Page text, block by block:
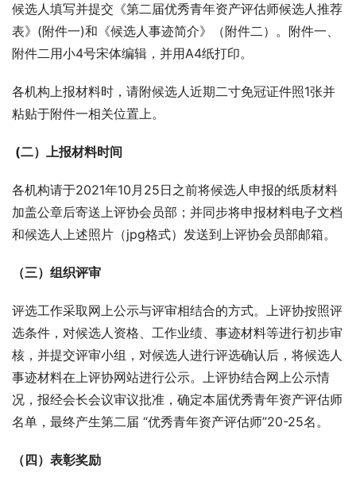
候选人填写并提交《第二届优秀青年资产评估师候选人推荐
表》(附件一)和《候选人事迹简介》（附件二）。附件一、
附件二用小4号宋体编辑，并用A4纸打印。
各机构上报材料时，请附候选人近期二寸免冠证件照1张并
粘贴于附件一相关位置上。
(二）上报材料时间
各机构请于2021年10月25日之前将候选人申报的纸质材料
加盖公章后寄送上评协会员部；并同步将申报材料电子文档
和候选人上述照片（jpg格式）发送到上评协会员部邮箱。
（三）组织评审
评选工作采取网上公示与评审相结合的方式。上评协按照评
选条件，对候选人资格、工作业绩、事迹材料等进行初步审
核，并提交评审小组，对候选人进行评选确认后，将候选人
事迹材料在上评协网站进行公示。上评协结合网上公示情
况，报经会长会议审议批准，确定本届优秀青年资产评估师
名单，最终产生第二届 “优秀青年资产评估师”20-25名。
（四）表彰奖励